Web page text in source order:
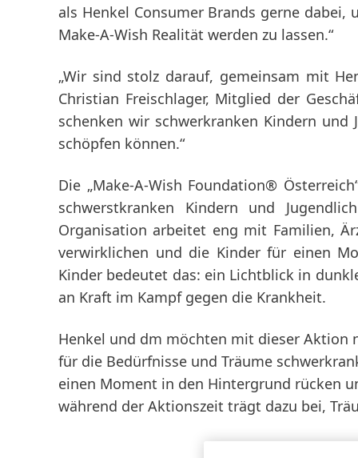
als Henkel Consumer Brands gerne
Make-A-Wish Realität werden zu lassen.“
„Wir sind stolz darauf, gemeinsam mit
Christian Freischlager, Mitglied der
schenken wir schwerkranken Kindern
schöpfen können.“
Die „Make-A-Wish Foundation®
schwerstkranken Kindern und
Organisation arbeitet eng mit Familien,
verwirklichen und die Kinder für einen
Kinder bedeutet das: ein Lichtblick in
an Kraft im Kampf gegen die Krankheit.
Henkel und dm möchten mit dieser Aktion
für die Bedürfnisse und Träume
einen Moment in den Hintergrund rücken
während der Aktionszeit trägt dazu bei,